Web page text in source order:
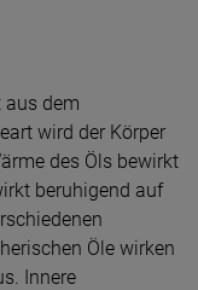
aus dem
wird der Körper
des Öls bewirkt
beruhigend auf
Öle wirken
Innere